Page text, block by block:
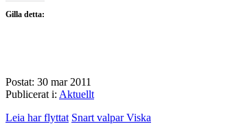
Gilla detta:
Postat: 30 mar 2011
Publicerat i: Aktuellt
Leia har flyttat Snart valpar Viska